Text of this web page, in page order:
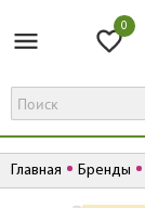
0
Главная Бренды